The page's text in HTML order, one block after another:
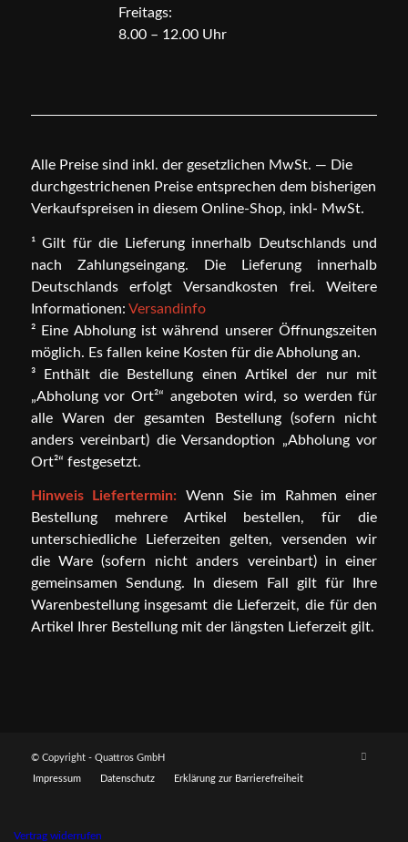
Freitags:
8.00 – 12.00 Uhr
Alle Preise sind inkl. der gesetzlichen MwSt. — Die
durchgestrichenen Preise entsprechen dem bisherigen
Verkaufspreisen in diesem Online-Shop, inkl- MwSt.
¹ Gilt für die Lieferung innerhalb Deutschlands und
nach Zahlungseingang. Die Lieferung innerhalb
Deutschlands erfolgt Versandkosten frei. Weitere
Informationen: Versandinfo
² Eine Abholung ist während unserer Öffnungszeiten
möglich. Es fallen keine Kosten für die Abholung an.
³ Enthält die Bestellung einen Artikel der nur mit
„Abholung vor Ort²“ angeboten wird, so werden für
alle Waren der gesamten Bestellung (sofern nicht
anders vereinbart) die Versandoption „Abholung vor
Ort²“ festgesetzt.
Hinweis Liefertermin: Wenn Sie im Rahmen einer
Bestellung mehrere Artikel bestellen, für die
unterschiedliche Lieferzeiten gelten, versenden wir
die Ware (sofern nicht anders vereinbart) in einer
gemeinsamen Sendung. In diesem Fall gilt für Ihre
Warenbestellung insgesamt die Lieferzeit, die für den
Artikel Ihrer Bestellung mit der längsten Lieferzeit gilt.
© Copyright - Quattros GmbH
Impressum Datenschutz Erklärung zur Barrierefreiheit
Vertrag widerrufen